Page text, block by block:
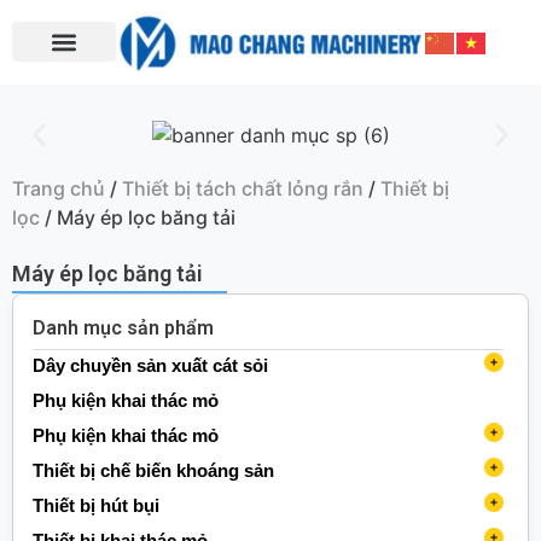
Trang chủ / Thiết bị tách chất lỏng rắn / Thiết bị
lọc / Máy ép lọc băng tải
Máy ép lọc băng tải
Danh mục sản phẩm
Dây chuyền sản xuất cát sỏi
Máy làm cát (nghiền phản kích)
Máy nghiền trục đứng
Máy rửa cát
Máy rửa cát dạng bánh xe
Máy rửa cát xoắn ốc
Trạm nghiền di động
Trạm nghiền di động bánh xích
Phụ kiện khai thác mỏ
Phụ kiện khai thác mỏ
Phụ kiện băng tải
Băng tải
Con lăn
Phụ kiện giàn khoan
Phụ kiện khai thác
Thiết bị chế biến khoáng sản
Thiết bị băng tải
Băng tải cào
Thiết bị cấp liệu
Thiết bị hút bụi
Máy hút bụi dạng túi